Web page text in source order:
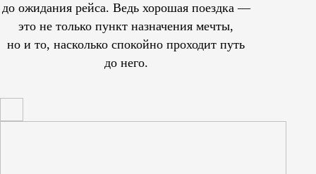
до ожидания рейса. Ведь хорошая поездка —
это не только пункт назначения мечты,
но и то, насколько спокойно проходит путь
до него.